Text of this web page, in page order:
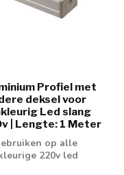
Profiel met
deksel voor
Led slang
| Lengte: 1 Meter
op alle
220v led